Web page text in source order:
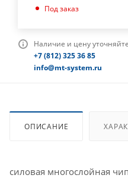
Под заказ
Наличие и цену
+7 (812) 325 36 85
info@mt-system.ru
ОПИСАНИЕ
силовая многослойная